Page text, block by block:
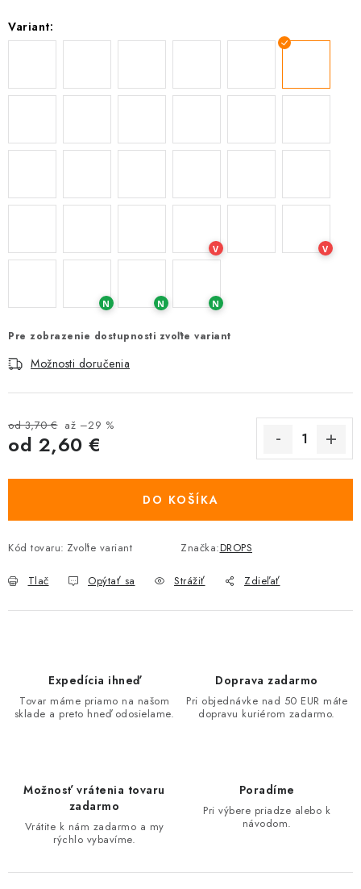
Variant:
V V
N N N
Pre zobrazenie dostupnosti zvoľte variant
Možnosti doručenia
od 3,70 € až –29 %
od 2,60 €
DO KOŠÍKA
Kód tovaru: Zvoľte variant Značka:DROPS
Tlač Opýtať sa Strážiť Zdieľať
Expedícia ihneď
Tovar máme priamo na našom
sklade a preto hneď odosielame.
Doprava zadarmo
Pri objednávke nad 50 EUR máte
dopravu kuriérom zadarmo.
Možnosť vrátenia tovaru
zadarmo
Vrátite k nám zadarmo a my
rýchlo vybavíme.
Poradíme
Pri výbere priadze alebo k
návodom.